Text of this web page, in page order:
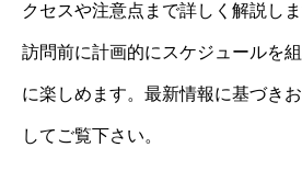
クセスや注意点まで詳しく解説し
訪問前に計画的にスケジュールを
に楽しめます。最新情報に基づき
してご覧下さい。